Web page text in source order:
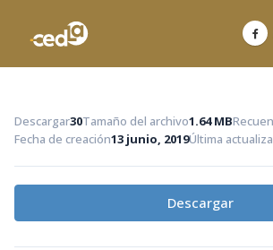
Descargar30Tamaño del archivo1.64 MB
Fecha de creación13 junio, 2019Última
Descargar